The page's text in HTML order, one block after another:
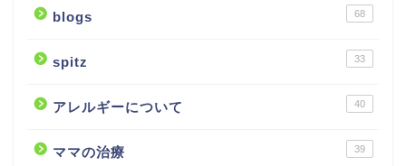
blogs 68
spitz 33
アレルギーについて 40
ママの治療 39